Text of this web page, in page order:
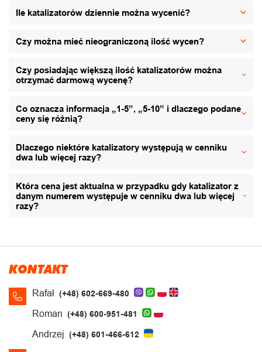
Ile katalizatorów dziennie można wycenić?
Czy można mieć nieograniczoną ilość wycen?
Czy posiadając większą ilość katalizatorów można
otrzymać darmową wycenę?
Co oznacza informacja „1-5”, „5-10” i dlaczego podane
ceny się różnią?
Dlaczego niektóre katalizatory występują w cenniku
dwa lub więcej razy?
Która cena jest aktualna w przypadku gdy katalizator z
danym numerem występuje w cenniku dwa lub więcej
razy?
KONTAKT
Rafał (+48) 602-669-480
Roman (+48) 600-951-481
Andrzej (+48) 601-466-612